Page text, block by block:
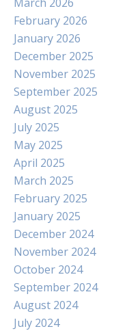
February 2026
January 2026
December 2025
November 2025
September 2025
August 2025
July 2025
May 2025
April 2025
March 2025
February 2025
January 2025
December 2024
November 2024
October 2024
September 2024
August 2024
July 2024